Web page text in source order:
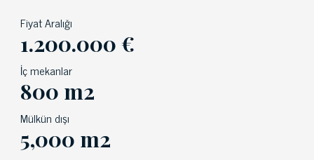
Fiyat Aralığı
1.200.000 €
İç mekanlar
800 m2
Mülkün dışı
5,000 m2